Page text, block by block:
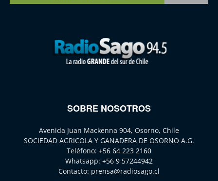
SOBRE NOSOTROS
Avenida Juan Mackenna 904, Osorno, Chile
SOCIEDAD AGRICOLA Y GANADERA DE OSORNO A.G.
Teléfono: +56 64 223 2160
Whatsapp: +56 9 57244942
Contacto: prensa@radiosago.cl